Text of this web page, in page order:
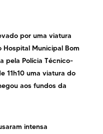
por uma viatura
Municipal Bom
pela Polícia Técnico-
11h10 uma viatura do
aos fundos da
intensa